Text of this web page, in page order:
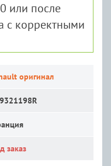
или после
с корректными
оригинал
заказ